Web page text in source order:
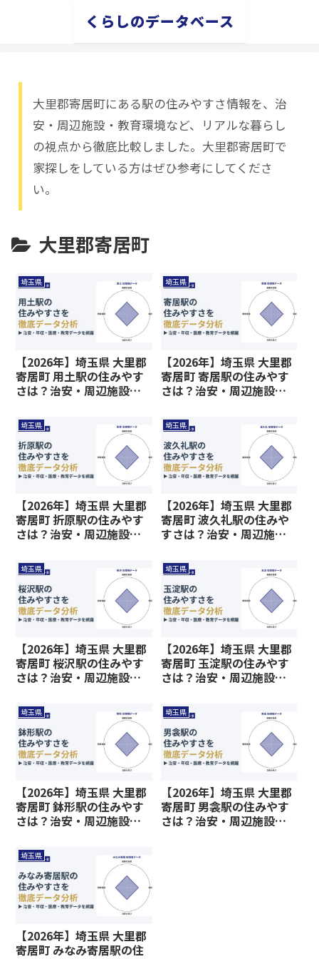
くらしのデータベース
大里郡寄居町にある駅の住みやすさ情報を、治
安・周辺施設・教育環境など、リアルな暮らし
の視点から徹底比較しました。大里郡寄居町で
家探しをしている方はぜひ参考にしてくださ
い。
大里郡寄居町
埼玉県
【2026年】埼玉県 大里郡
寄居町 用土駅の住みやす
さは？治安・周辺施設、
わる情報を解説
埼玉県
【2026年】埼玉県 大里郡
寄居町 寄居駅の住みやす
さは？治安・周辺施設、
わる情報を解説
埼玉県
【2026年】埼玉県 大里郡
寄居町 折原駅の住みやす
さは？治安・周辺施設、
わる情報を解説
埼玉県
【2026年】埼玉県 大里郡
寄居町 波久礼駅の住みや
すさは？治安・周辺施
に関わる情報を解説
埼玉県
【2026年】埼玉県 大里郡
寄居町 桜沢駅の住みやす
さは？治安・周辺施設、
わる情報を解説
埼玉県
【2026年】埼玉県 大里郡
寄居町 玉淀駅の住みやす
さは？治安・周辺施設、
わる情報を解説
埼玉県
【2026年】埼玉県 大里郡
寄居町 鉢形駅の住みやす
さは？治安・周辺施設、
わる情報を解説
埼玉県
【2026年】埼玉県 大里郡
寄居町 男衾駅の住みやす
さは？治安・周辺施設、
埼玉県
【2026年】埼玉県 大里郡
寄居町 みなみ寄居駅の住